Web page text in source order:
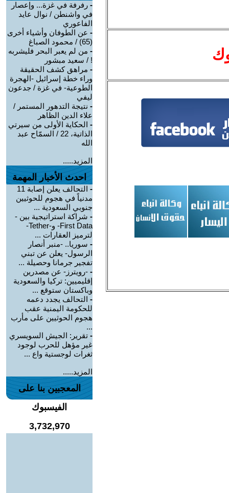
- رفرفة في غزة... وإعصار
في واشنطن / نوال عايد
الفاعوري
- عن الطوفان وأشياء أخرى
(65) / محمود الصباغ
- من لم يعبر البحر فليشربه
! / سعيد مبشور
- مراهق كشف الحقيقة
وراء خطة إسرائيل -الهجرة
الطوعية- في غزة / جدعون
ليفي
- نتيجة التدهور المستمر /
علاء الدين الظاهر
- الحكاية الأولى من سيرتي
الذاتية، 22 / السمّاح عبد
الله
المزيد.....
احدث الأخبار المهمة
-
التحالف يعلن إصابة 11
مدنياً في هجوم للحوثيين
جنوبي السعودية ...
- شراكة استراتيجية بين -
First Data- و-Tether-
لترميز العقارات ...
- سوريا.. -منبر أنصار
الرسول- يعلن عن تبني
تفجير جرمانا وحصيلة ...
- -رويترز- عن مصدرين
إقليميين: تركيا والسعودية
وباكستان ستوقع ...
- التحالف يجدد دعمه
للحكومة اليمنية عقب
هجوم الحوثيين على مأرب
...
- تقرير: الجيش السويسري
غير مؤهل للحرب لوجود
ثغرات لوجستية واع ...
المزيد.....
المعجبين بنا على
الفيسبوك
3,732,970